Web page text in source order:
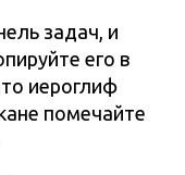
задач, и
его в
иероглиф
помечайте